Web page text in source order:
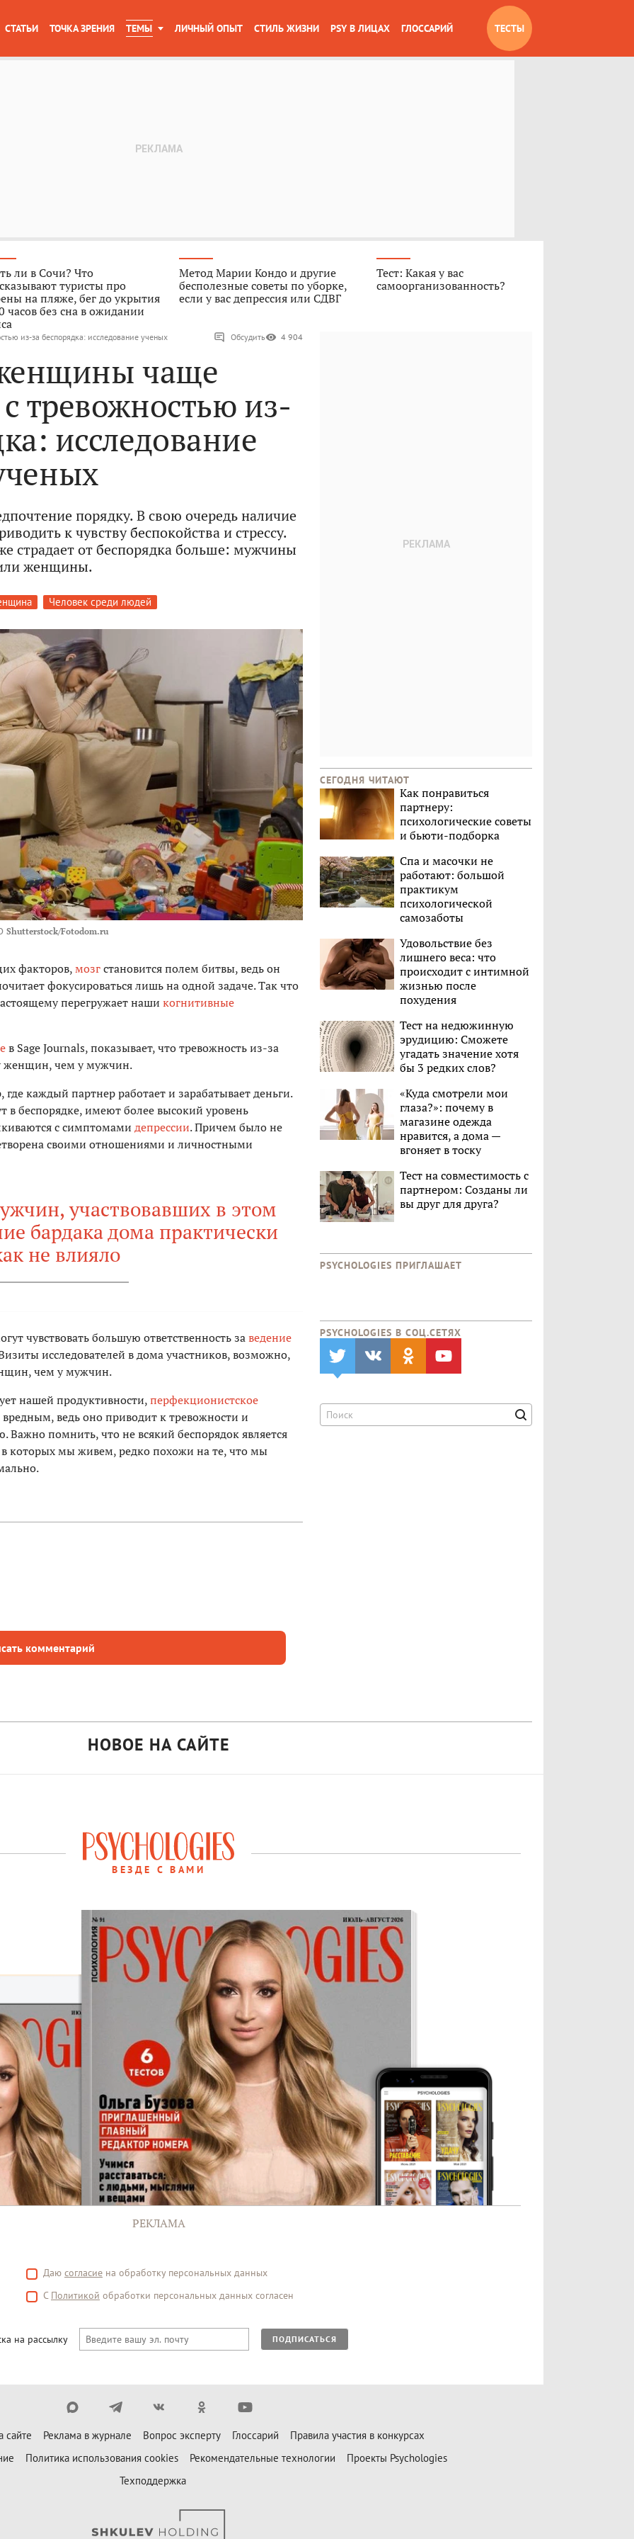
СТАТЬИ ТОЧКА ЗРЕНИЯ ТЕМЫ ЛИЧНЫЙ ОПЫТ СТИЛЬ ЖИЗНИ PSY В ЛИЦАХ ГЛОССАРИЙ ТЕСТЫ
ли в Сочи? Что
туристы про
на пляже, бег до укрытия
часов без сна в ожидании
Метод Марии Кондо и другие
бесполезные советы по уборке,
если у вас депрессия или СДВГ
Тест: Какая у вас
самоорганизованность?
из-за беспорядка: исследование ученых Обсудить 4 904
чаще
тревожностью из-
исследование
порядку. В свою очередь наличие
к чувству беспокойства и стрессу.
страдает от беспорядка больше: мужчины
женщины.
Человек среди людей
Shutterstock/Fotodom.ru
факторов,мозгстановится полем битвы, ведь он
фокусироваться лишь на одной задаче. Так что
перегружает наши когнитивные
в Sage Journals, показывает, что тревожность из-за
женщин, чем у мужчин.
каждый партнер работает и зарабатывает деньги.
беспорядке, имеют более высокий уровень
с симптомами депрессии. Причем было не
своими отношениями и личностными
участвовавших в этом
бардака дома практически
не влияло
чувствовать большую ответственность заведение
исследователей в дома участников, возможно,
чем у мужчин.
нашей продуктивности,перфекционистское
ведь оно приводит к тревожности и
Важно помнить, что не всякий беспорядок является
которых мы живем, редко похожи на те, что мы
комментарий
СЕГОДНЯ ЧИТАЮТ
Как понравиться
партнеру:
психологические советы
и бьюти-подборка
Спа и масочки не
работают: большой
практикум
психологической
самозаботы
Удовольствие без
лишнего веса: что
происходит с интимной
жизнью после
похудения
Тест на недюжинную
эрудицию: Сможете
угадать значение хотя
бы 3 редких слов?
«Куда смотрели мои
глаза?»: почему в
магазине одежда
нравится, а дома —
вгоняет в тоску
Тест на совместимость с
партнером: Созданы ли
вы друг для друга?
PSYCHOLOGIES ПРИГЛАШАЕТ
PSYCHOLOGIES В CОЦ.СЕТЯХ
НОВОЕ НА САЙТЕ
ВЕЗДЕ С ВАМИ
РЕКЛАМА
Даю согласие на обработку персональных данных
С Политикой обработки персональных данных согласен
на рассылку ПОДПИСАТЬСЯ
сайте Реклама в журнале Вопрос эксперту Глоссарий
Правила участия в конкурсах
Политика использования cookies Рекомендательные технологии
Проекты Psychologies
Техподдержка